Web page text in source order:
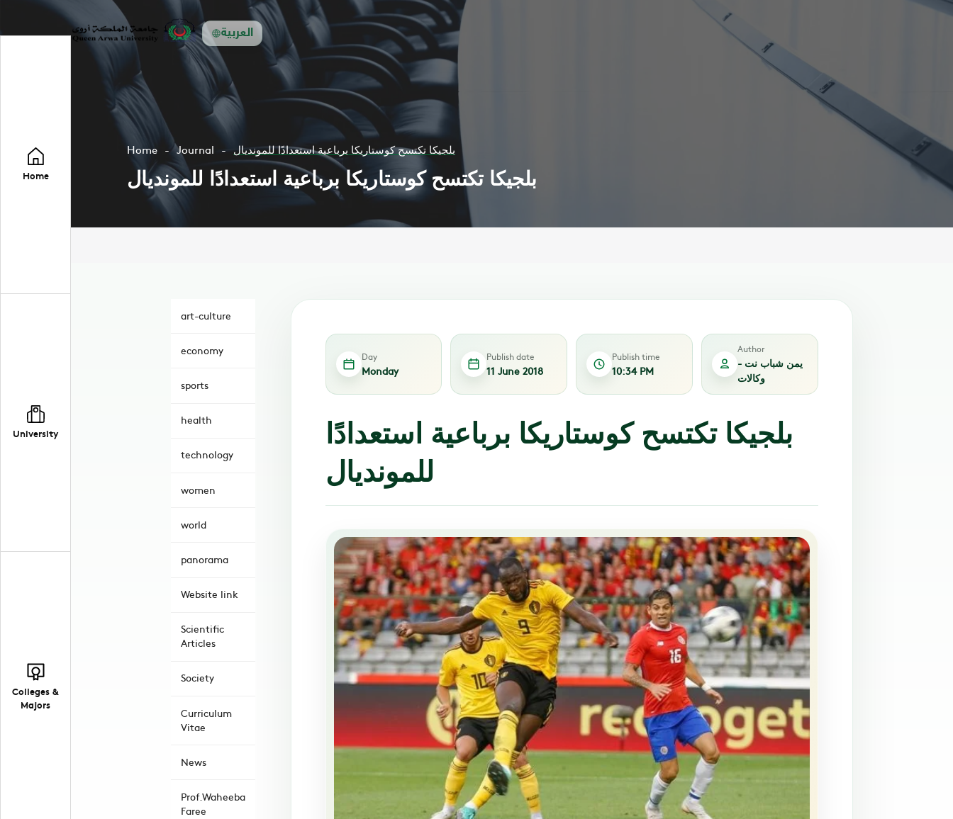
العربية
Home
University
Colleges &
Majors
Home Journal بلجيكا تكتسح كوستاريكا برباعية استعدادًا للمونديال
بلجيكا تكتسح كوستاريكا برباعية استعدادًا للمونديال
art-culture
economy
sports
health
technology
women
world
panorama
Website link
Scientific
Articles
Society
Curriculum
Vitae
News
Prof.Waheeba
Faree
Day
Monday
Publish date
11 June 2018
Publish time
10:34 PM
Author
يمن شباب نت -
وكالات
بلجيكا تكتسح كوستاريكا برباعية استعدادًا
للمونديال